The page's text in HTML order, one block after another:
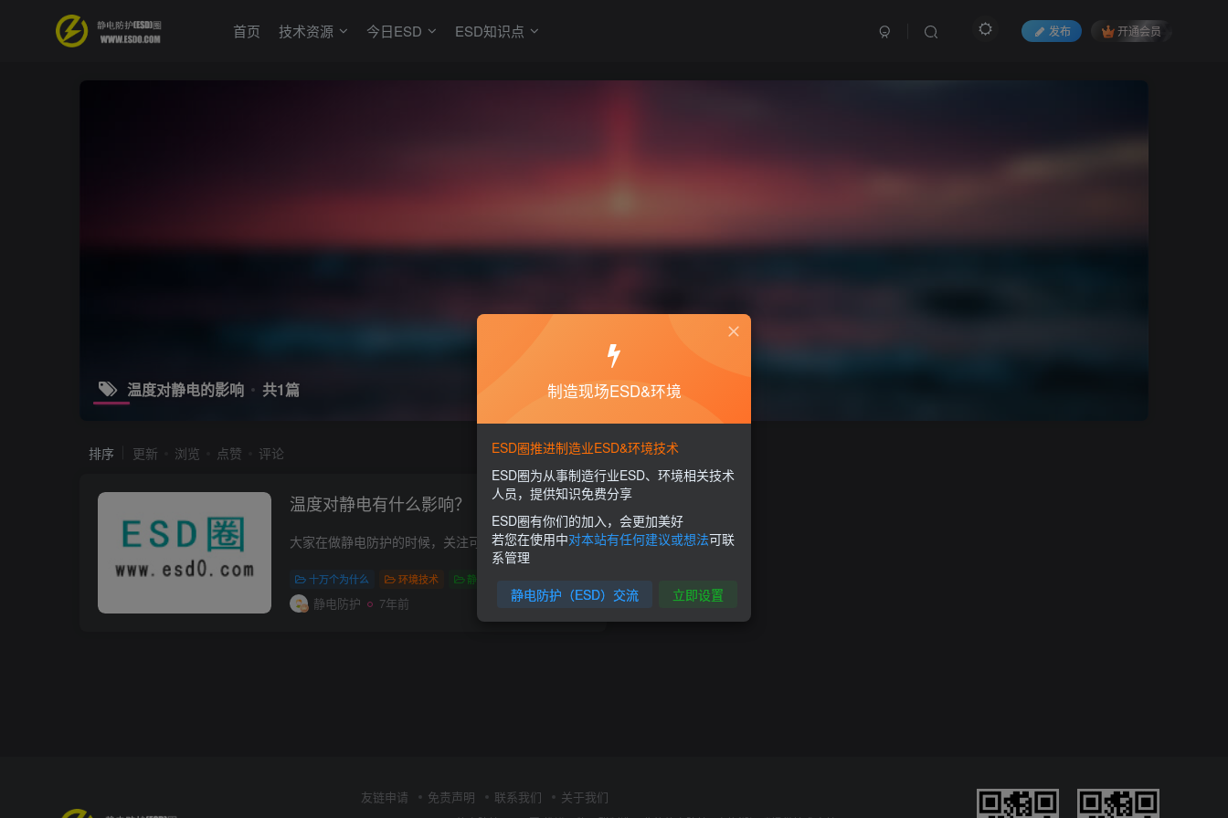
首页 技术资源 今日ESD ESD知识点 发布 开通会员
温度对静电的影响 共1篇
排序 更新 浏览 点赞 评论
温度对静电有什么影响？
大家在做静电防护的时候，关注可能就是湿度，其实温度对静电也有影响？ 因温度升高物质活性增强摩擦电压增加；同时温度升高部分物质的导电性增强，易于消除静电。
十万个为什么 环境技术 静电技术
静电防护 7年前 1.8W+ 2
友链申请 免责声明 联系我们 关于我们
制造现场ESD&环境
ESD圈推进制造业ESD&环境技术
ESD圈为从事制造行业ESD、环境相关技术
人员，提供知识免费分享
ESD圈有你们的加入，会更加美好
若您在使用中对本站有任何建议或想法可联
系管理
静电防护（ESD）交流 立即设置